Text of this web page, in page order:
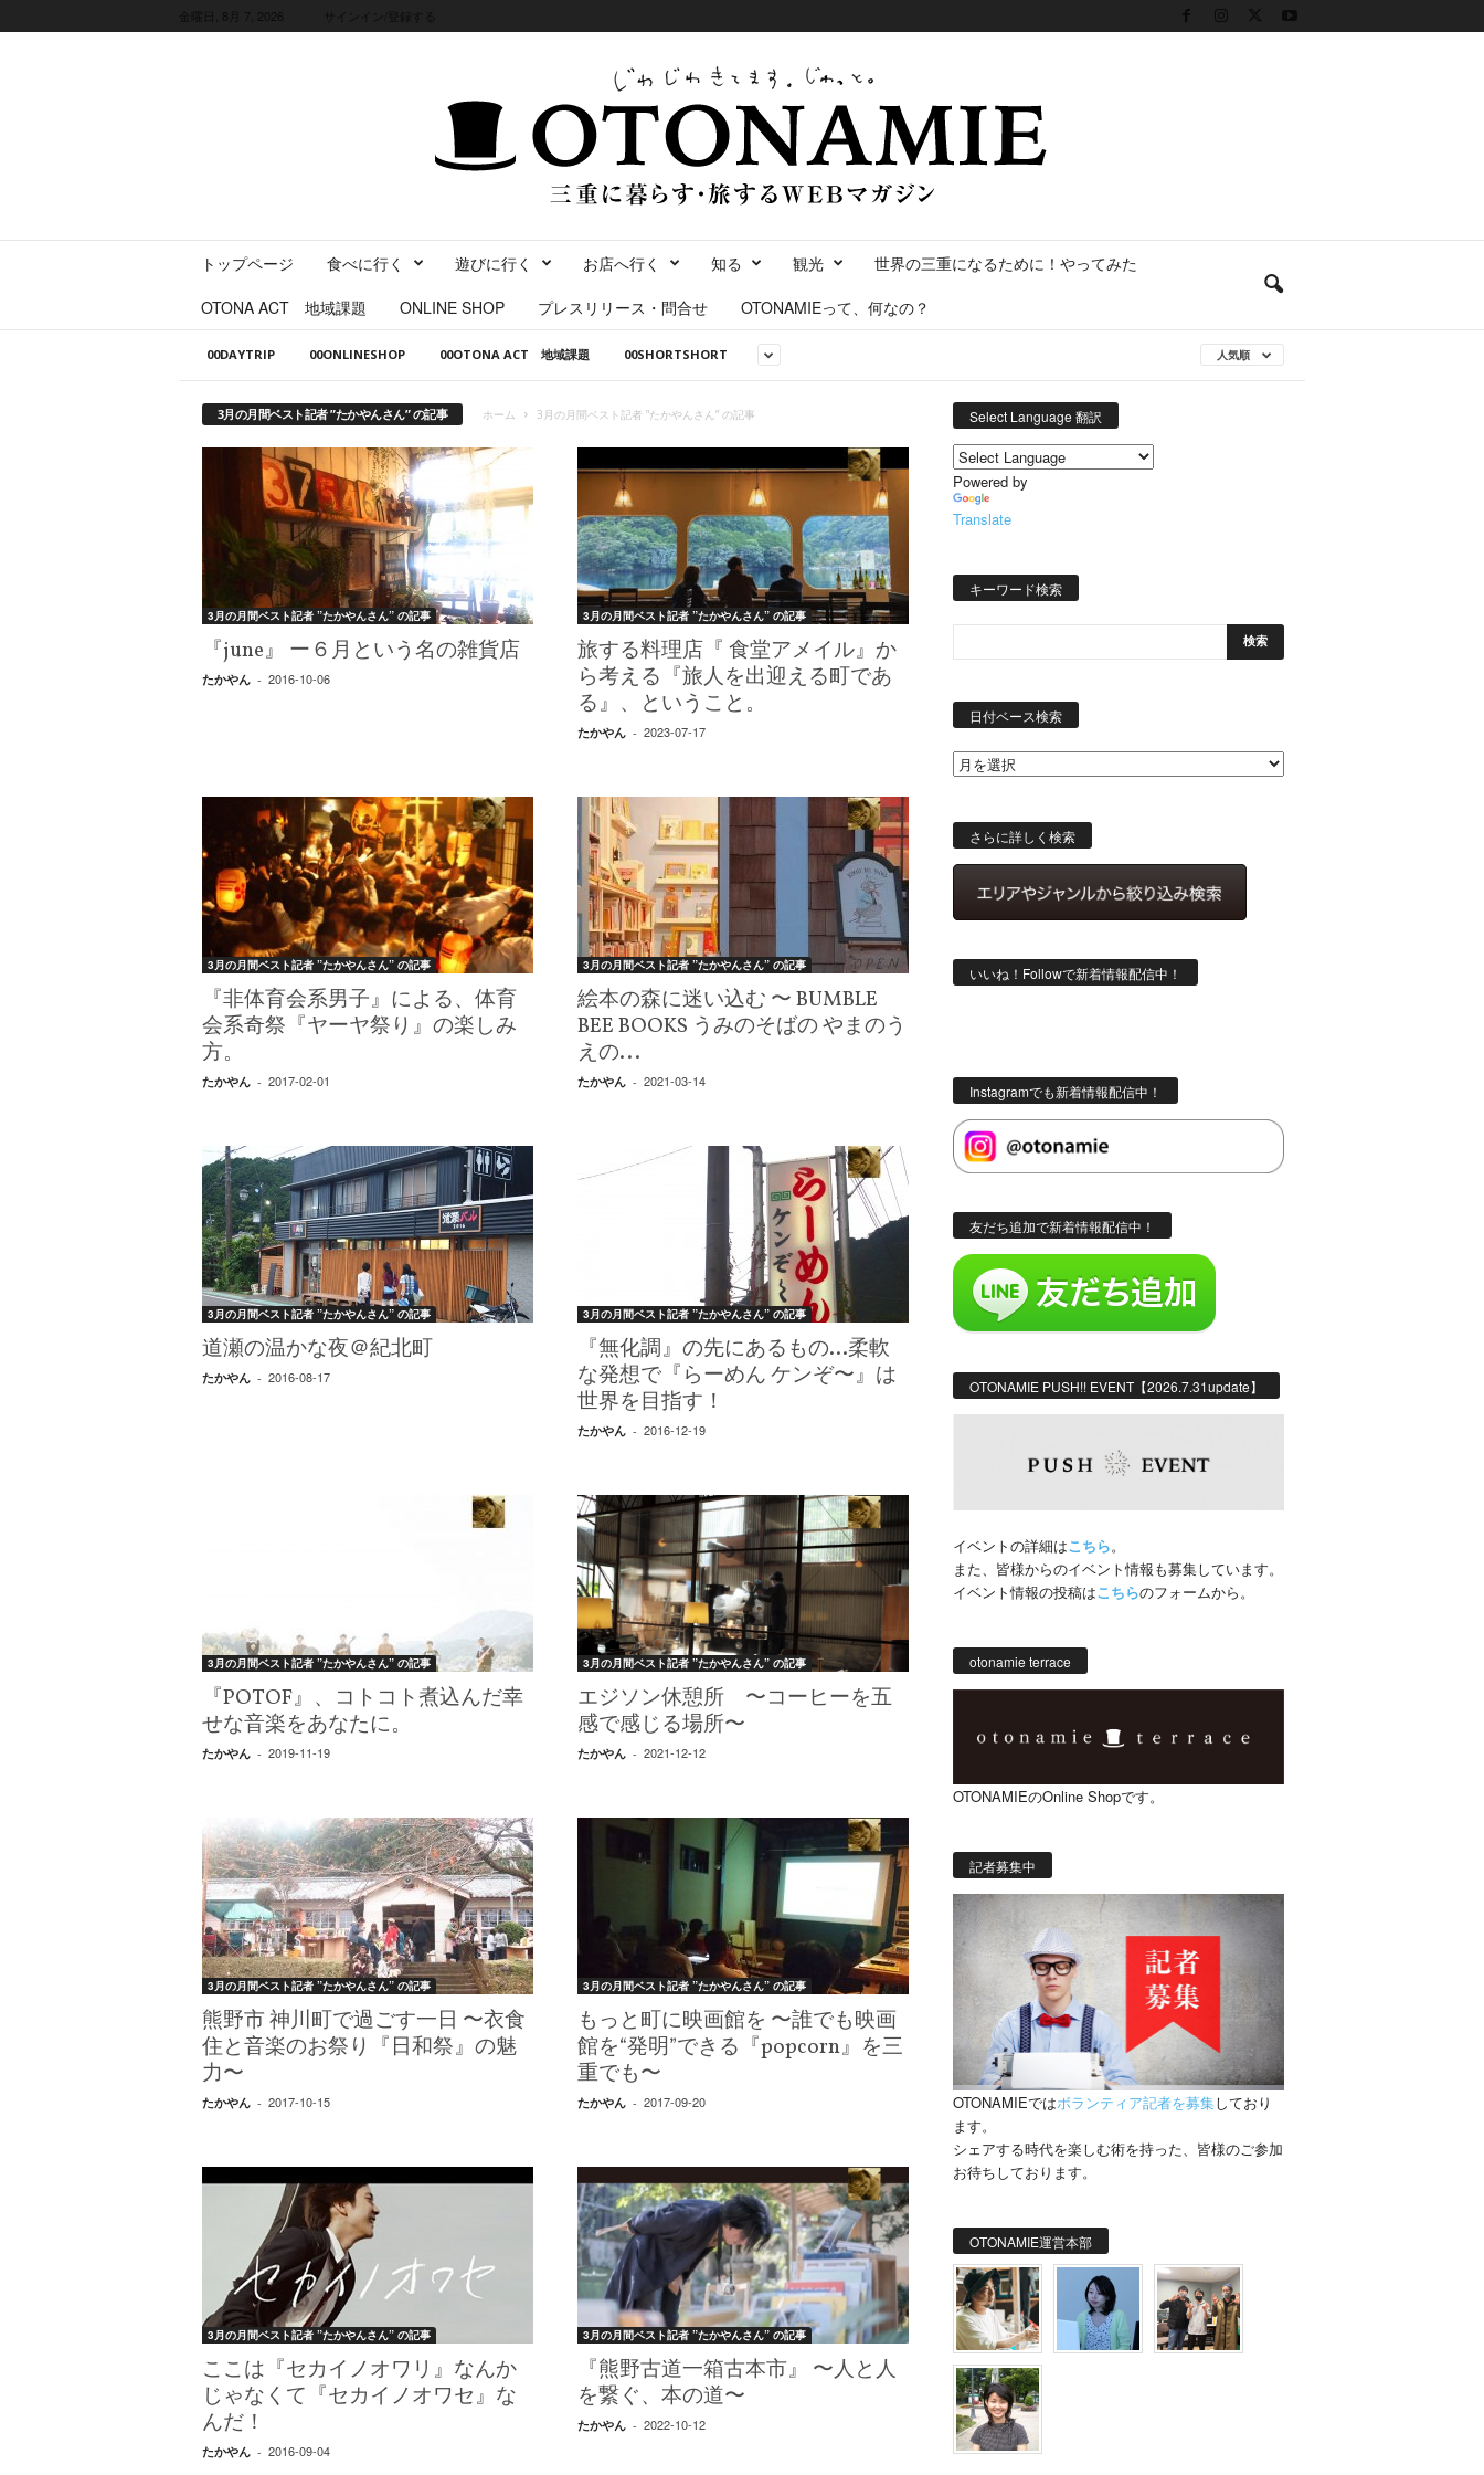
金曜日, 8月 7, 2026
トップページ 食べに行く 遊びに行く お店へ行く 知る 観光
世界の三重になるために！やってみた
OTONA ACT 地域課題
ONLINE SHOP プレスリリース・問合せ OTONAMIEって、何なの？
00DAYTRIP 00ONLINESHOP 00OTONA ACT 地域課題 00SHORTSHORT 人気順
3月の月間ベスト記者 ”たかやんさん” の記事 ホーム 3月の月間ベスト記者 ”たかやんさん” の記事
3月の月間ベスト記者 ”たかやんさん” の記事
『june』 ー６月という名の雑貨店
たかやん - 2016-10-06
3月の月間ベスト記者 ”たかやんさん” の記事
旅する料理店『 食堂アメイル』か
ら考える『旅人を出迎える町であ
る』、ということ。
たかやん - 2023-07-17
3月の月間ベスト記者 ”たかやんさん” の記事
『非体育会系男子』による、体育
会系奇祭『ヤーヤ祭り』の楽しみ
方。
たかやん - 2017-02-01
3月の月間ベスト記者 ”たかやんさん” の記事
絵本の森に迷い込む 〜 BUMBLE
BEE BOOKS うみのそばの やまのう
えの...
たかやん - 2021-03-14
3月の月間ベスト記者 ”たかやんさん” の記事
道瀬の温かな夜＠紀北町
たかやん - 2016-08-17
3月の月間ベスト記者 ”たかやんさん” の記事
『無化調』の先にあるもの…柔軟
な発想で『らーめん ケンぞ〜』は
世界を目指す！
たかやん - 2016-12-19
3月の月間ベスト記者 ”たかやんさん” の記事
『POTOF』、コトコト煮込んだ幸
せな音楽をあなたに。
たかやん - 2019-11-19
3月の月間ベスト記者 ”たかやんさん” の記事
エジソン休憩所 〜コーヒーを五
感で感じる場所〜
たかやん - 2021-12-12
3月の月間ベスト記者 ”たかやんさん” の記事
熊野市 神川町で過ごす一日 〜衣食
住と音楽のお祭り『日和祭』の魅
力〜
たかやん - 2017-10-15
3月の月間ベスト記者 ”たかやんさん” の記事
もっと町に映画館を 〜誰でも映画
館を“発明”できる『popcorn』を三
重でも〜
たかやん - 2017-09-20
3月の月間ベスト記者 ”たかやんさん” の記事
ここは『セカイノオワリ』なんか
じゃなくて『セカイノオワセ』な
んだ！
たかやん - 2016-09-04
3月の月間ベスト記者 ”たかやんさん” の記事
『熊野古道一箱古本市』 〜人と人
を繋ぐ、本の道〜
たかやん - 2022-10-12
Select Language 翻訳
Powered by
Translate
キーワード検索
日付ベース検索
索
さらに詳しく検索
いいね！Followで新着情報配信中！
Instagramでも新着情報配信中！
友だち追加で新着情報配信中！
OTONAMIE PUSH!! EVENT【2026.7.31update】
イベントの詳細はこちら。
また、皆様からのイベント情報も募集しています。
イベント情報の投稿はこちらのフォームから。
otonamie terrace
OTONAMIEのOnline Shopです。
記者募集中
OTONAMIEではボランティア記者を募集しており
ます。
シェアする時代を楽しむ術を持った、皆様のご参加
お待ちしております。
OTONAMIE運営本部